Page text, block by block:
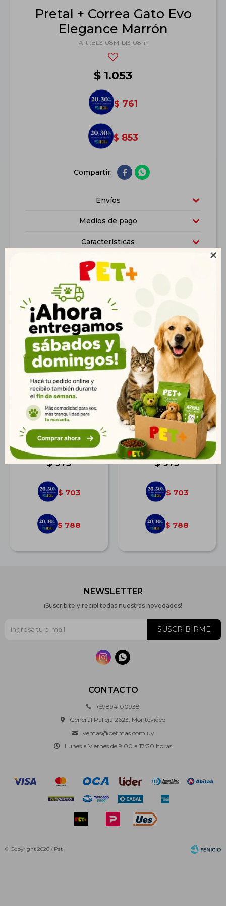

Pretal + Correa Gato Evo
Elegance Marrón
BL3108M-bl3108m
$ 1.053
$ 761
$ 853
 
Envíos
Medios de pago
Características
Productos que te pueden interesar
Correa Retráctil Fida
Styleash XS Roja
$ 973
$ 703
$ 788
Correa Retráctil Fida
Styleash XS Negra
$ 973
$ 703
$ 788
CONTACTO
+59894100938
General Palleja 2623, Montevideo
ventas@petmas.com.uy
Lunes a Viernes de 9:00 a 17:30 horas
NEWSLETTER
¡Suscribite y recibí todas nuestras novedades!
SUSCRIBIRME
 
© Copyright 2026 / Pet+